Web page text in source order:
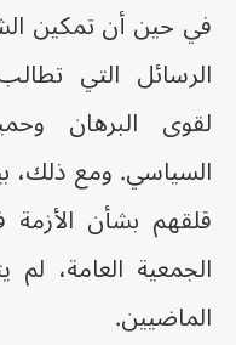
في حين أن تمكين
الرسائل التي
لقوى البرهان
السياسي. ومع ذلك،
قلقهم بشأن
الجمعية العامة،
الماضيين.